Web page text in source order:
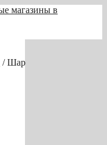
/ Шар